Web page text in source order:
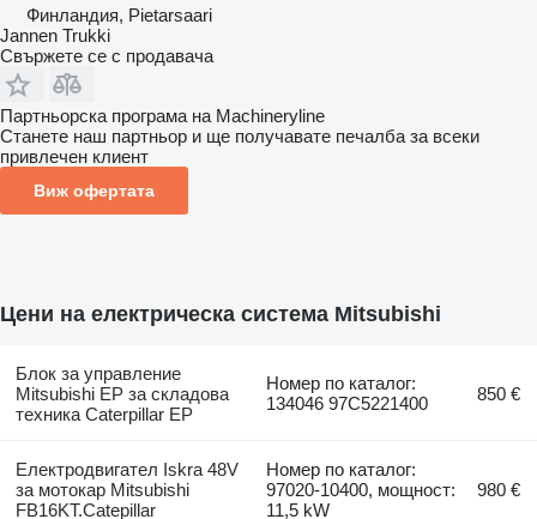
Финландия, Pietarsaari
Jannen Trukki
Свържете се с продавача
Партньорска програма на Machineryline
Станете наш партньор и ще получавате печалба за всеки
привлечен клиент
Виж офертата
Цени на електрическа система Mitsubishi
Блок за управление
Mitsubishi EP за складова
техника Caterpillar EP
Номер по каталог:
134046 97C5221400
850 €
Електродвигател Iskra 48V
за мотокар Mitsubishi
FB16KT.Catepillar
Номер по каталог:
97020-10400, мощност:
11,5 kW
980 €